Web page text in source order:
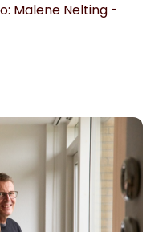
Malene Nelting -